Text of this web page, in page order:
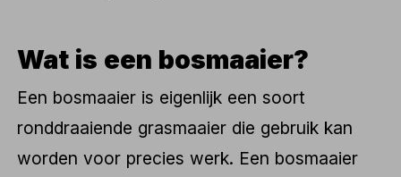
Wat is een bosmaaier?
Een bosmaaier is eigenlijk een soort
ronddraaiende grasmaaier die gebruik kan
worden voor precies werk. Een bosmaaier